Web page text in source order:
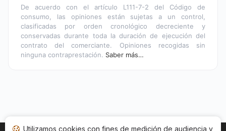
De acuerdo con el artículo L111-7-2 del Código de
consumo, las opiniones están sujetas a un control,
clasificadas por orden cronológico decreciente y
conservadas durante toda la duración de ejecución del
contrato del comerciante. Opiniones recogidas sin
ninguna contraprestación. Saber más…
Utilizamos cookies con fines de medición de audiencia y